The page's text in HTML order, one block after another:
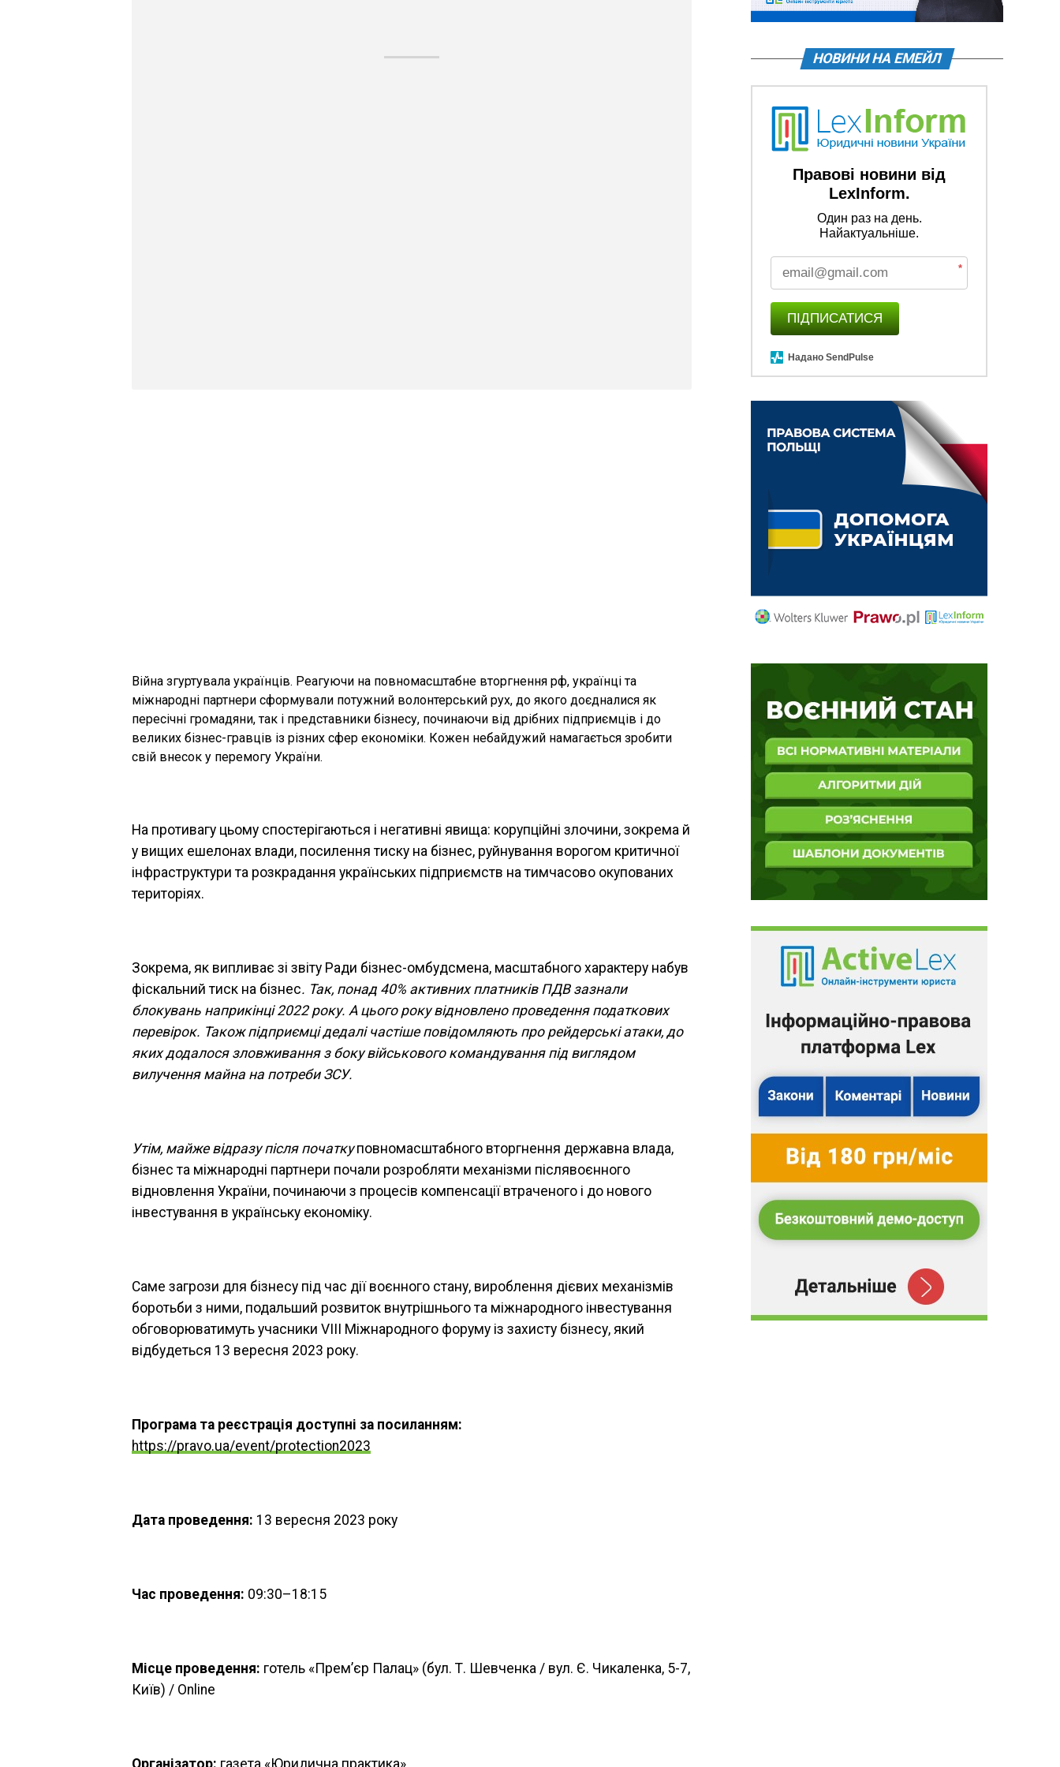
Війна згуртувала українців. Реагуючи на повномасштабне вторгнення рф, українці та
міжнародні партнери сформували потужний волонтерський рух, до якого доєдналися як
пересічні громадяни, так і представники бізнесу, починаючи від дрібних підприємців і до
великих бізнес-гравців із різних сфер економіки. Кожен небайдужий намагається зробити
свій внесок у перемогу України.
На противагу цьому спостерігаються і негативні явища: корупційні злочини, зокрема й
у вищих ешелонах влади, посилення тиску на бізнес, руйнування ворогом критичної
інфраструктури та розкрадання українських підприємств на тимчасово окупованих
територіях.
Зокрема, як випливає зі звіту Ради бізнес-омбудсмена, масштабного характеру набув
фіскальний тиск на бізнес. Так, понад 40% активних платників ПДВ зазнали
блокувань наприкінці 2022 року. А цього року відновлено проведення податкових
перевірок. Також підприємці дедалі частіше повідомляють про рейдерські атаки, до
яких додалося зловживання з боку військового командування під виглядом
вилучення майна на потреби ЗСУ.
Утім, майже відразу після початкуповномасштабного вторгнення державна влада,
бізнес та міжнародні партнери почали розробляти механізми післявоєнного
відновлення України, починаючи з процесів компенсації втраченого і до нового
інвестування в українську економіку.
Саме загрози для бізнесу під час дії воєнного стану, вироблення дієвих механізмів
боротьби з ними, подальший розвиток внутрішнього та міжнародного інвестування
обговорюватимуть учасники VIII Міжнародного форуму із захисту бізнесу, який
відбудеться 13 вересня 2023 року.
Програма та реєстрація доступні за посиланням:
https://pravo.ua/event/protection2023
Дата проведення: 13 вересня 2023 року
Час проведення: 09:30–18:15
Місце проведення: готель «Прем’єр Палац» (бул. Т. Шевченка / вул. Є. Чикаленка, 5-7,
Київ) / Online
НОВИНИ НА ЕМЕЙЛ
Правові новини від
LexInform.
Один раз на день.
Найактуальніше.
*
ПІДПИСАТИСЯ
Надано SendPulse